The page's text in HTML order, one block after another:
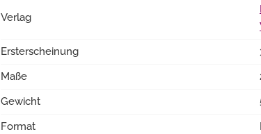
Verlag
Ersterscheinung
Maße
Gewicht
Format